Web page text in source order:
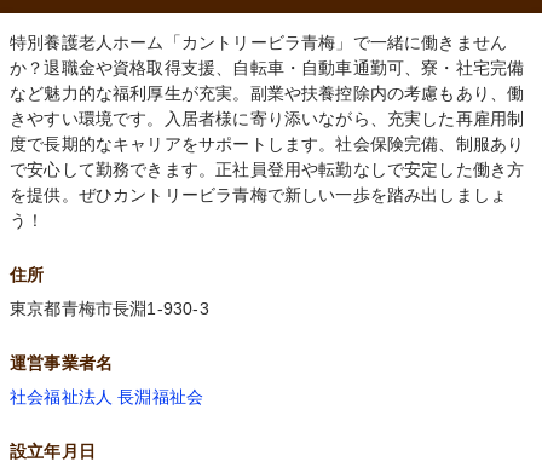
特別養護老人ホーム「カントリービラ青梅」で一緒に働きません
か？退職金や資格取得支援、自転車・自動車通勤可、寮・社宅完備
など魅力的な福利厚生が充実。副業や扶養控除内の考慮もあり、働
きやすい環境です。入居者様に寄り添いながら、充実した再雇用制
度で長期的なキャリアをサポートします。社会保険完備、制服あり
で安心して勤務できます。正社員登用や転勤なしで安定した働き方
を提供。ぜひカントリービラ青梅で新しい一歩を踏み出しましょ
う！
住所
東京都青梅市長淵1-930-3
運営事業者名
社会福祉法人 長淵福祉会
設立年月日